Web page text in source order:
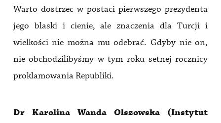
Warto dostrzec w postaci pierwszego prezydenta
jego blaski i cienie, ale znaczenia dla Turcji i
wielkości nie można mu odebrać. Gdyby nie on,
nie obchodzilibyśmy w tym roku setnej rocznicy
proklamowania Republiki.
Dr Karolina Wanda Olszowska (Instytut